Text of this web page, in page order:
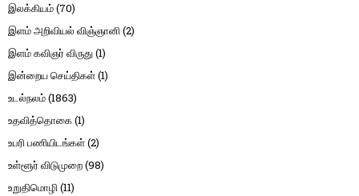
இலக்கியம்(70)
இளம் அறிவியல் விஞ்ஞானி(2)
இளம் கவிஞர் விருது(1)
இன்றைய செய்திகள்(1)
உடல்நலம்(1863)
உதவித்தொகை(1)
உபரி பணியிடங்கள்(2)
உள்ளூர் விடுமுறை(98)
உறுதிமொழி(11)